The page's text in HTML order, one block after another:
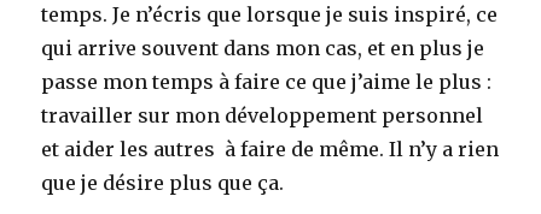
temps. Je n’écris que lorsque je suis inspiré, ce
qui arrive souvent dans mon cas, et en plus je
passe mon temps à faire ce que j’aime le plus :
travailler sur mon développement personnel
et aider les autres à faire de même. Il n’y a rien
que je désire plus que ça.